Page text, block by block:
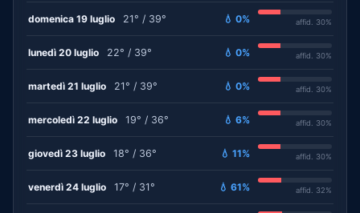
domenica 19 luglio 21° / 39° 💧 0% affid. 30%
lunedì 20 luglio 22° / 39° 💧 0% affid. 30%
martedì 21 luglio 21° / 39° 💧 0% affid. 30%
mercoledì 22 luglio 19° / 36° 💧 6% affid. 30%
giovedì 23 luglio 18° / 36° 💧 11% affid. 30%
venerdì 24 luglio 17° / 31° 💧 61% affid. 32%